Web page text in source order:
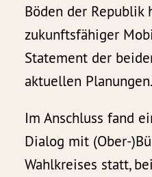
Böden der Republik
zukunftsfähiger
Statement der
aktuellen Planungen.
Im Anschluss fand
Dialog mit (Ober-
Wahlkreises statt,